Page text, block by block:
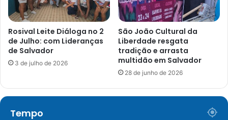
Rosival Leite Diáloga no 2
de Julho: com Lideranças
de Salvador
3 de julho de 2026
São João Cultural da
Liberdade resgata
tradição e arrasta
multidão em Salvador
28 de junho de 2026
Tempo